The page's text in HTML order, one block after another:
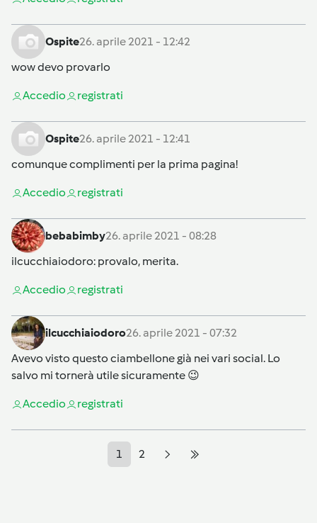
Ospite26. aprile 2021 - 12:42
wow devo provarlo
Accedio registrati
Ospite26. aprile 2021 - 12:41
comunque complimenti per la prima pagina!
Accedio registrati
bebabimby26. aprile 2021 - 08:28
ilcucchiaiodoro: provalo, merita.
Accedio registrati
ilcucchiaiodoro26. aprile 2021 - 07:32
Avevo visto questo ciambellone già nei vari social. Lo
salvo mi tornerà utile sicuramente 😉
Accedio registrati
1 2